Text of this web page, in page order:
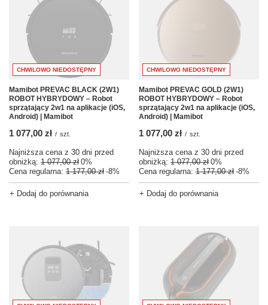
CHWILOWO NIEDOSTĘPNY
Mamibot PREVAC BLACK (2W1)
ROBOT HYBRYDOWY – Robot
sprzątający 2w1 na aplikacje (iOS,
Android) | Mamibot
1 077,00 zł / szt.
Najniższa cena z 30 dni przed
obniżką: 1 077,00 zł 0%
Cena regularna: 1 177,00 zł -8%
+ Dodaj do porównania
CHWILOWO NIEDOSTĘPNY
Mamibot PREVAC GOLD (2W1)
ROBOT HYBRYDOWY – Robot
sprzątający 2w1 na aplikacje (iOS,
Android) | Mamibot
1 077,00 zł / szt.
Najniższa cena z 30 dni przed
obniżką: 1 077,00 zł 0%
Cena regularna: 1 177,00 zł -8%
+ Dodaj do porównania